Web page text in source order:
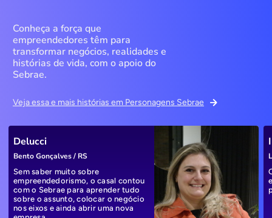
Conheça a força que
empreendedores têm para
transformar negócios, realidades e
histórias de vida, com o apoio do
Sebrae.
Veja essa e mais histórias em Personagens Sebrae
Delucci
Bento Gonçalves / RS
Sem saber muito sobre
empreendedorismo, o casal contou
com o Sebrae para aprender tudo
sobre o assunto, colocar o negócio
nos eixos e ainda abrir uma nova